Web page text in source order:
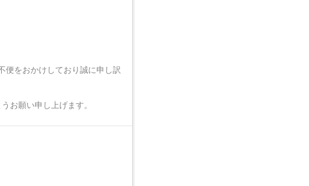
便をおかけしており誠に申し訳
お願い申し上げます。